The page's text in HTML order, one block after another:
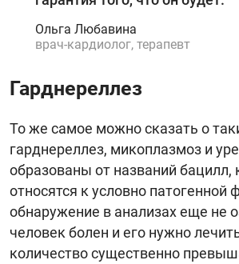
Ольга Любавина
врач-кардиолог, терапевт
Гарднереллез
То же самое можно сказать о
гарднереллез, микоплазмоз и
образованы от названий бацилл,
относятся к условно патогенной
обнаружение в анализах еще не
человек болен и его нужно
количество существенно